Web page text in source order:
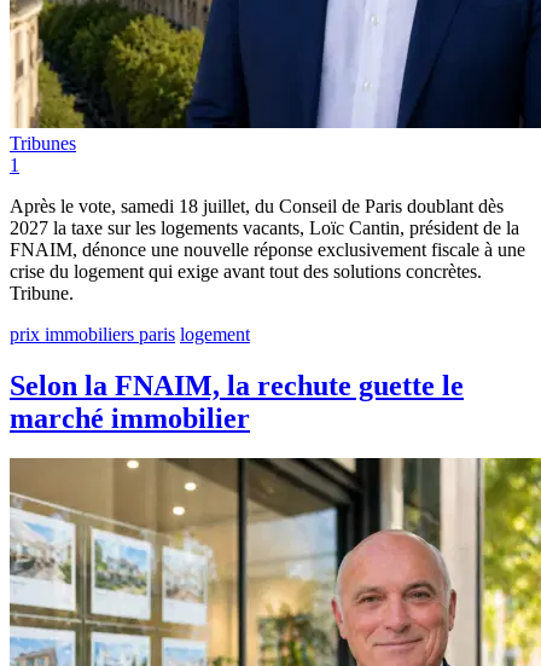
Tribunes
1
Après le vote, samedi 18 juillet, du Conseil de Paris doublant dès
2027 la taxe sur les logements vacants, Loïc Cantin, président de la
FNAIM, dénonce une nouvelle réponse exclusivement fiscale à une
crise du logement qui exige avant tout des solutions concrètes.
Tribune.
prix immobiliers paris logement
Selon la FNAIM, la rechute guette le
marché immobilier